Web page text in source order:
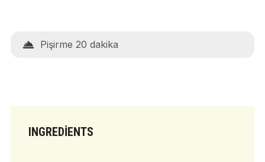
Pişirme 20 dakika
INGREDIENTS